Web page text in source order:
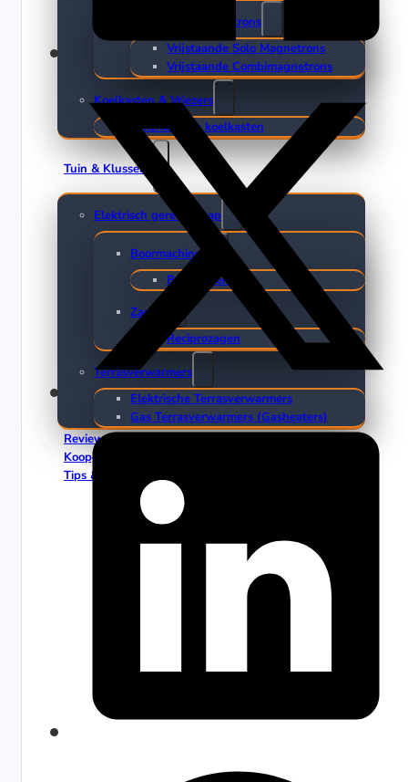
Vrijstaande magnetrons
Vrijstaande Solo Magnetrons
Vrijstaande Combimagnetrons
Koelkasten & Vriezers
Amerikaanse koelkasten
Tuin & Klussen
Elektrisch gereedschap
Boormachines
Boorhamers
Zagen
Reciprozagen
Terrasverwarmers
Elektrische Terrasverwarmers
Gas Terrasverwarmers (Gasheaters)
Reviews
Koopgidsen
Tips & Trends